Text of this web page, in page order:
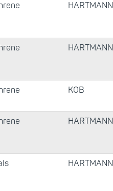
HARTMANN
HARTMANN
KOB
HARTMANN
HARTMANN